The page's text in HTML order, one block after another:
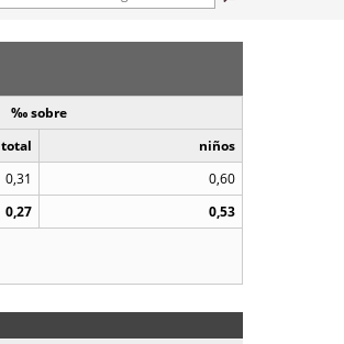
‰ sobre
total
niños
0,31
0,60
0,27
0,53